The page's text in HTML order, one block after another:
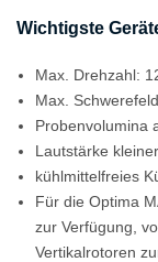
Wichtigste
Max. Drehzahl:
Max.
Probenvolumina
Lautstärke
kühlmittelfreies
Für die Optima
zur Verfügung,
Vertikalrotoren